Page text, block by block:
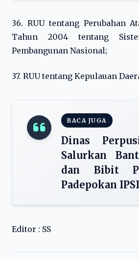
36. RUU tentang Perubahan
Tahun 2004 tentang
Pembangunan Nasional;
37. RUU tentang Kepulauan
BACA JUGA
Dinas
Salurkan
dan Bibit
Padepokan IPSI
Editor : SS